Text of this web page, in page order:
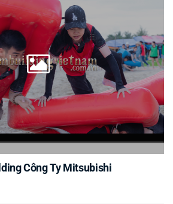
Công Ty Mitsubishi